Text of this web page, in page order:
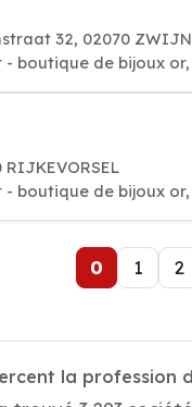
32, 02070
- boutique de bijoux
RIJKEVORSEL
- boutique de bijoux
0 1 2
la profession